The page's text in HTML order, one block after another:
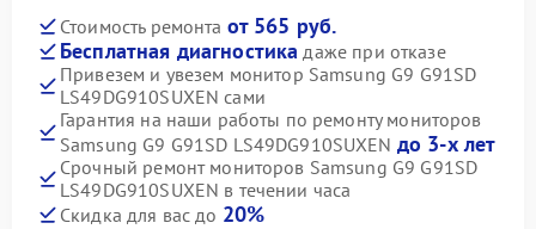
Стоимость ремонта от 565 руб.
Бесплатная диагностика даже при отказе
Привезем и увезем монитор Samsung G9 G91SD
LS49DG910SUXEN сами
Гарантия на наши работы по ремонту мониторов
Samsung G9 G91SD LS49DG910SUXEN до 3-х лет
Срочный ремонт мониторов Samsung G9 G91SD
LS49DG910SUXEN в течении часа
Скидка для вас до 20%